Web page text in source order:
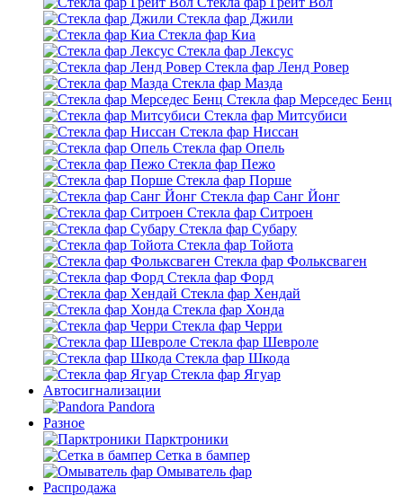
Стекла фар Джили
Стекла фар Киа
Стекла фар Лексус
Стекла фар Ленд Ровер
Стекла фар Мазда
Стекла фар Мерседес Бенц
Стекла фар Митсубиси
Стекла фар Ниссан
Стекла фар Опель
Стекла фар Пежо
Стекла фар Порше
Стекла фар Санг Йонг
Стекла фар Ситроен
Стекла фар Субару
Стекла фар Тойота
Стекла фар Фольксваген
Стекла фар Форд
Стекла фар Хендай
Стекла фар Хонда
Стекла фар Черри
Стекла фар Шевроле
Стекла фар Шкода
Стекла фар Ягуар
Автосигнализации
Pandora
Разное
Парктроники
Сетка в бампер
Омыватель фар
Распродажа